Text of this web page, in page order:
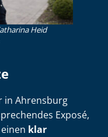
Heid
in Ahrensburg
Exposé,
klar